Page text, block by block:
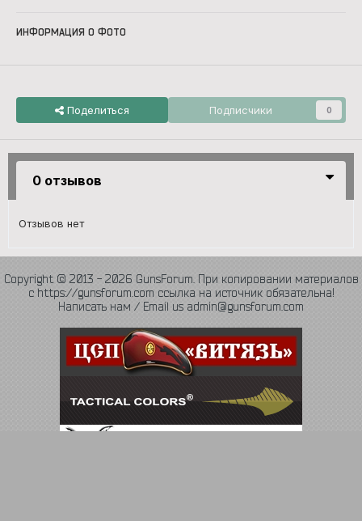
ИНФОРМАЦИЯ О ФОТО
Поделиться Подписчики 0
0 отзывов
Отзывов нет
Copyright © 2013 - 2026 GunsForum. При копировании материалов
с https://gunsforum.com ссылка на источник обязательна!
Написать нам / Email us admin@gunsforum.com